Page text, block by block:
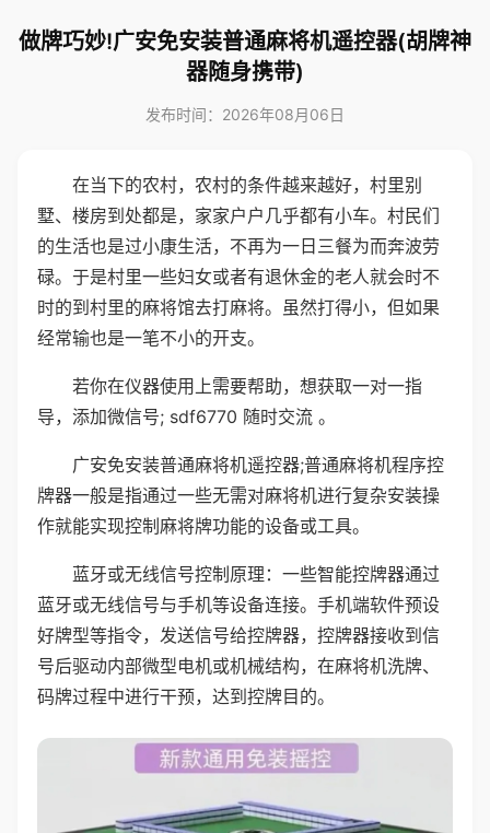
做牌巧妙!广安免安装普通麻将机遥控器(胡牌神
器随身携带)
发布时间：2026年08月06日
在当下的农村，农村的条件越来越好，村里别
墅、楼房到处都是，家家户户几乎都有小车。村民们
的生活也是过小康生活，不再为一日三餐为而奔波劳
碌。于是村里一些妇女或者有退休金的老人就会时不
时的到村里的麻将馆去打麻将。虽然打得小，但如果
经常输也是一笔不小的开支。
若你在仪器使用上需要帮助，想获取一对一指
导，添加微信号; sdf6770 随时交流 。
广安免安装普通麻将机遥控器;普通麻将机程序控
牌器一般是指通过一些无需对麻将机进行复杂安装操
作就能实现控制麻将牌功能的设备或工具。
蓝牙或无线信号控制原理：一些智能控牌器通过
蓝牙或无线信号与手机等设备连接。手机端软件预设
好牌型等指令，发送信号给控牌器，控牌器接收到信
号后驱动内部微型电机或机械结构，在麻将机洗牌、
码牌过程中进行干预，达到控牌目的。